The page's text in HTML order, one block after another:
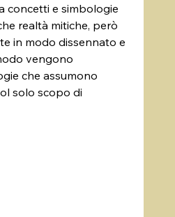
concetti e simbologie
realtà mitiche, però
in modo dissennato e
vengono
che assumono
solo scopo di